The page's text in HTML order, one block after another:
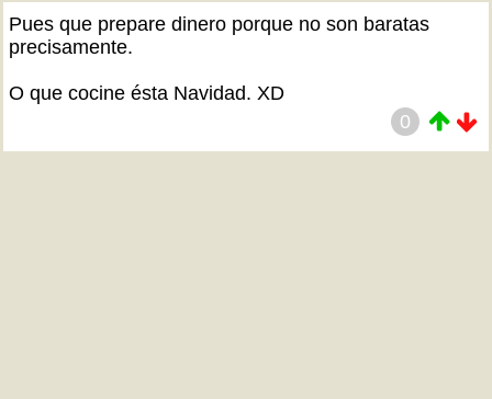
Pues que prepare dinero porque no son baratas
precisamente.
O que cocine ésta Navidad. XD
0